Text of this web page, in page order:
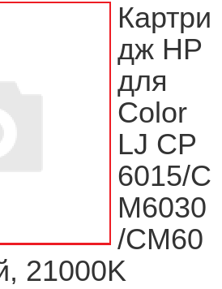
Картри
дж HP
для
Color
LJ CP
6015/C
M6030
/CM60
21000K